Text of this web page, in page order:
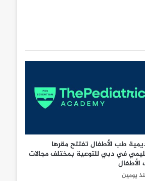
طب الأطفال تفتتح مقرها
في دبي للتوعية بمختلف مجالات
يومين